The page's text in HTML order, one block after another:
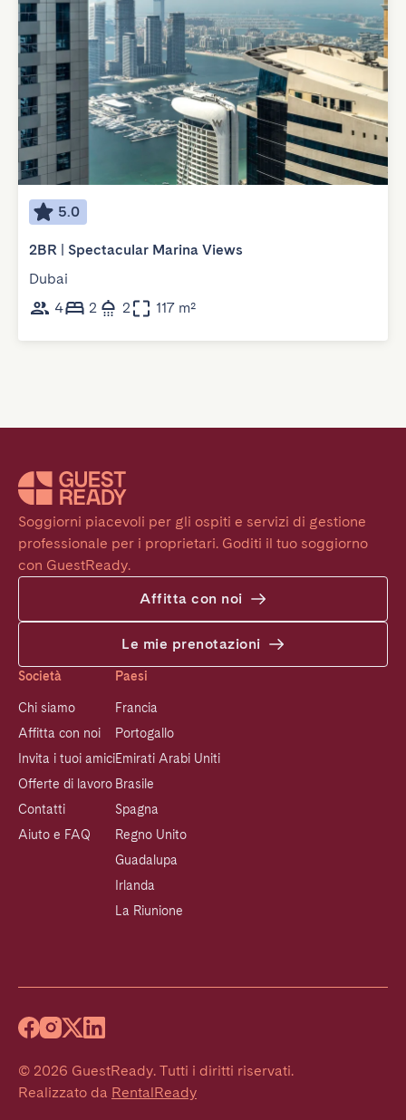
5.0
2BR | Spectacular Marina Views
Dubai
4
2 2 117 m²
Soggiorni piacevoli per gli ospiti e servizi di gestione
professionale per i proprietari. Goditi il tuo soggiorno
con GuestReady.
Affitta con noi
Le mie prenotazioni
Società
Chi siamo
Affitta con noi
Invita i tuoi amici
Offerte di lavoro
Contatti
Aiuto e FAQ
Paesi
Francia
Portogallo
Emirati Arabi Uniti
Brasile
Spagna
Regno Unito
Guadalupa
Irlanda
La Riunione
© 2026 GuestReady. Tutti i diritti riservati.
Realizzato da RentalReady